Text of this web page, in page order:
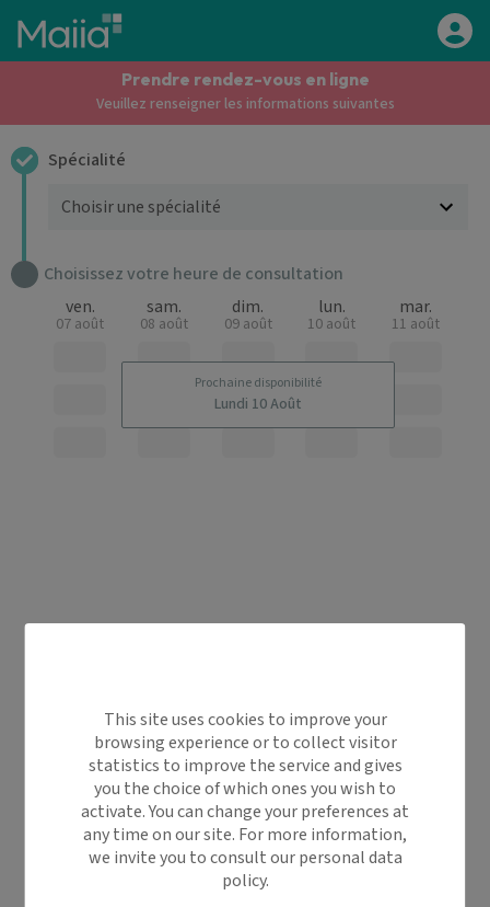
Aller au contenu principal
Prendre rendez-vous en ligne
Veuillez renseigner les informations suivantes
Spécialité
Choisissez votre heure de consultation
Prochaine disponibilité
Lundi 10 Août
ven.
07 août
sam.
08 août
dim.
09 août
lun.
10 août
mar.
11 août
This site uses cookies to improve your
browsing experience or to collect visitor
statistics to improve the service and gives
you the choice of which ones you wish to
activate. You can change your preferences at
any time on our site. For more information,
we invite you to consult our personal data
policy.